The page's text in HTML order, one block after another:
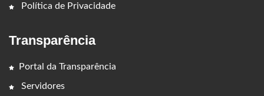
Política de Privacidade
Transparência
Portal da Transparência
Servidores